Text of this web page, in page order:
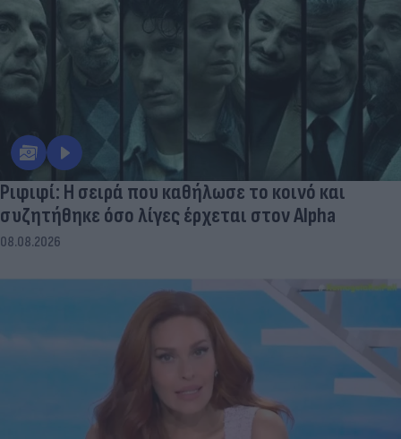
Ριφιφί: Η σειρά που καθήλωσε το κοινό και
συζητήθηκε όσο λίγες έρχεται στον Alpha
08.08.2026